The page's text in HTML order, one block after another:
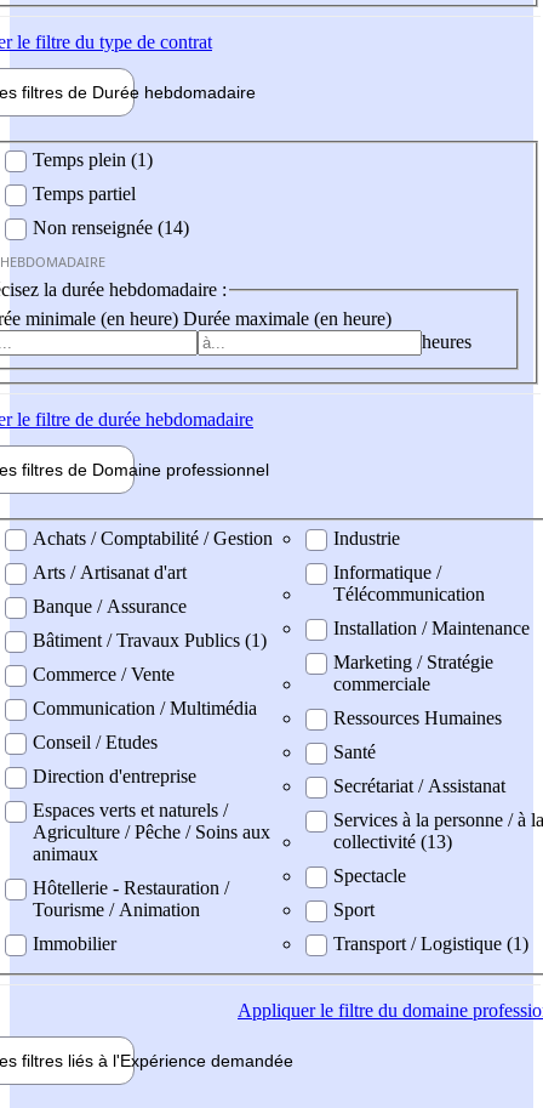
le filtre du type de contrat
filtres de Durée hebdomadaire
Temps plein (1)
Temps partiel
Non renseignée (14)
la durée hebdomadaire :
minimale (en heure) Durée maximale (en heure)
heures
le filtre de durée hebdomadaire
filtres de Domaine professionnel
professionel
Achats / Comptabilité / Gestion
Arts / Artisanat d'art
Banque / Assurance
Bâtiment / Travaux Publics (1)
Commerce / Vente
Communication / Multimédia
Conseil / Etudes
Direction d'entreprise
Espaces verts et naturels /
Agriculture / Pêche / Soins aux
animaux
Hôtellerie - Restauration /
Tourisme / Animation
Immobilier
Industrie
Informatique /
Télécommunication
Installation / Maintenance
Marketing / Stratégie
commerciale
Ressources Humaines
Santé
Secrétariat / Assistanat
Services à la personne / à la
collectivité (13)
Spectacle
Sport
Transport / Logistique (1)
Appliquerle filtre du domaine
filtres liés à l'Expérience demandée